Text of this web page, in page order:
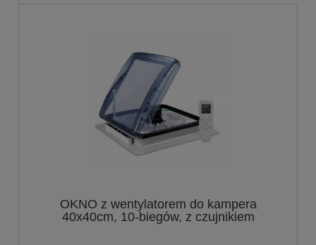
OKNO z wentylatorem do kampera
40x40cm, 10-biegów, z czujnikiem